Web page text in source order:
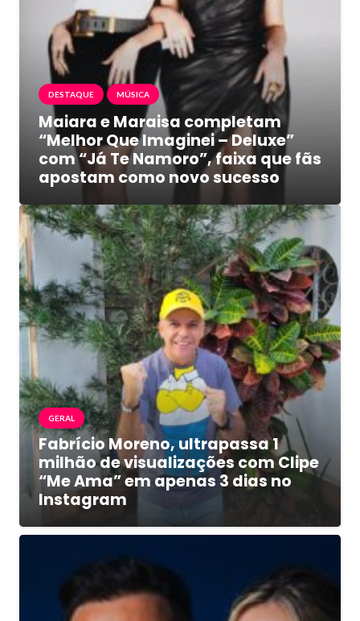
DESTAQUE MÚSICA
Maiara e Maraisa completam
“Melhor Que Imaginei – Deluxe”
com “Já Te Namoro”, faixa que fãs
apostam como novo sucesso
GERAL
Fabrício Moreno, ultrapassa 1
milhão de visualizações com Clipe
“Me Ama” em apenas 3 dias no
Instagram